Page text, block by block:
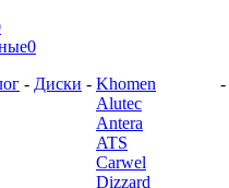
0
- Диски - Khomen
Alutec
Antera
ATS
Carwel
Dizzard
-